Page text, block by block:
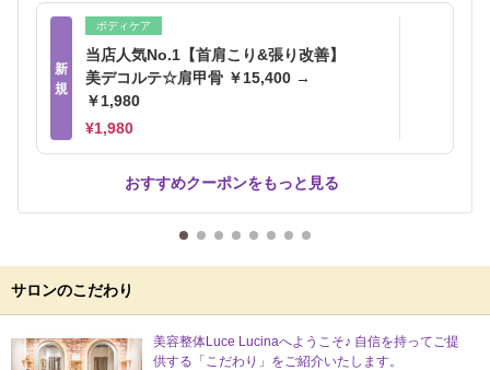
新
規
ボディケア
当店人気No.1【首肩こり&張り改善】
美デコルテ☆肩甲骨 ￥15,400 →
￥1,980
¥1,980
おすすめクーポンをもっと見る
サロンのこだわり
美容整体Luce Lucinaへようこそ♪ 自信を持ってご提
供する「こだわり」をご紹介いたします。